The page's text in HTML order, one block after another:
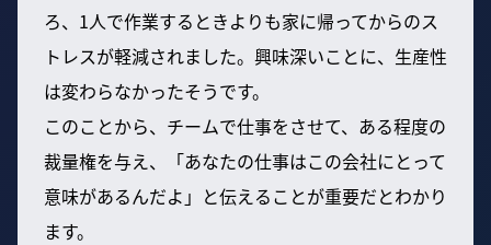
ろ、1人で作業するときよりも家に帰ってからのス
トレスが軽減されました。興味深いことに、生産性
は変わらなかったそうです。
このことから、チームで仕事をさせて、ある程度の
裁量権を与え、「あなたの仕事はこの会社にとって
意味があるんだよ」と伝えることが重要だとわかり
ます。